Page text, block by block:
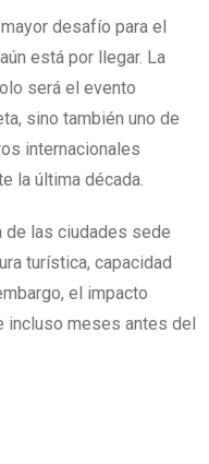
desafío para el
está por llegar. La
será el evento
sino también uno de
internacionales
la última década.
de las ciudades sede
turística, capacidad
el impacto
incluso meses antes del